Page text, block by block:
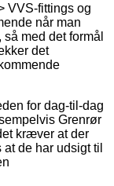
VVS-fittings og
når man
med det formål
det
for dag-til-dag
Grenrør
kræver at der
de har udsigt til